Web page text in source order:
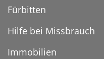
Fürbitten
Hilfe bei Missbrauch
Immobilien